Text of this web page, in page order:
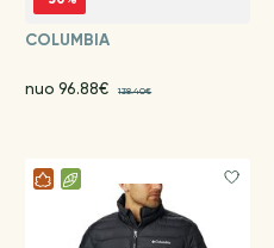
COLUMBIA
nuo 96.88€ 138.40€